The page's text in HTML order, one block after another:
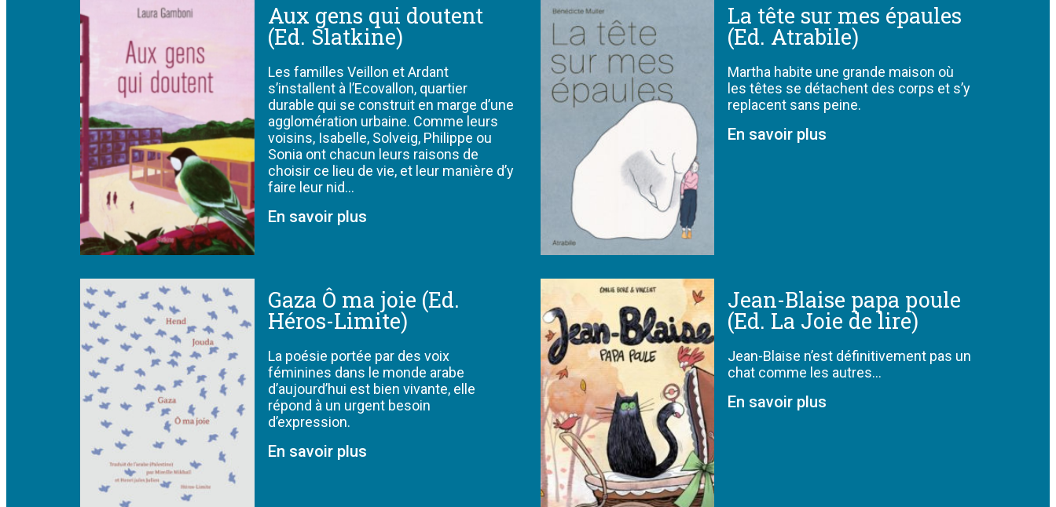
Aux gens qui doutent
(Ed. Slatkine)
Les familles Veillon et Ardant
s’installent à l’Ecovallon, quartier
durable qui se construit en marge d’une
agglomération urbaine. Comme leurs
voisins, Isabelle, Solveig, Philippe ou
Sonia ont chacun leurs raisons de
choisir ce lieu de vie, et leur manière d’y
faire leur nid…
En savoir plus
La tête sur mes épaules
(Ed. Atrabile)
Martha habite une grande maison où
les têtes se détachent des corps et s’y
replacent sans peine.
En savoir plus
Gaza Ô ma joie (Ed.
Héros-Limite)
La poésie portée par des voix
féminines dans le monde arabe
d’aujourd’hui est bien vivante, elle
répond à un urgent besoin
d’expression.
En savoir plus
Jean-Blaise papa poule
(Ed. La Joie de lire)
Jean-Blaise n’est définitivement pas un
chat comme les autres…
En savoir plus